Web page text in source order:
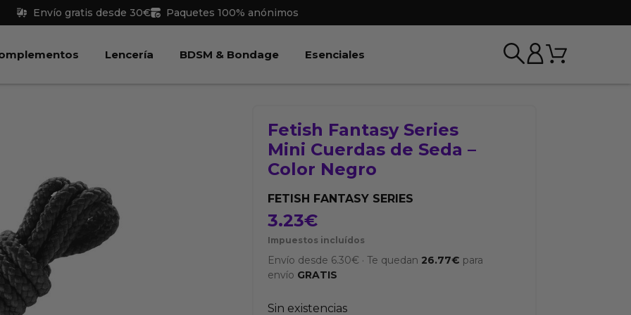
Envío gratis desde 30€ Paquetes 100% anónimos
Juguetes Abrir Complementos
Lencería Abrir Lencería
BDSM & Bondage Abrir BDSM & Bondage
Esenciales Carrito
Fetish Fantasy Series
Mini Cuerdas de Seda –
Color Negro
FETISH FANTASY SERIES
3.23€
Impuestos incluídos
Envío desde 6.30€ ·Te quedan 26.77€ para
envío GRATIS
Sin existencias